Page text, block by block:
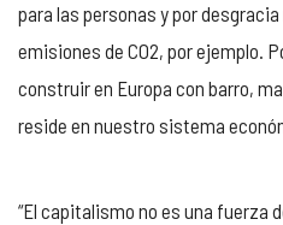
para las personas y por
emisiones de CO2, por ejemplo.
construir en Europa con barro,
reside en nuestro sistema
“El capitalismo no es una fuerza